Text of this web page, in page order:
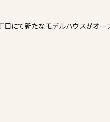
目にて新たなモデルハウスがオー